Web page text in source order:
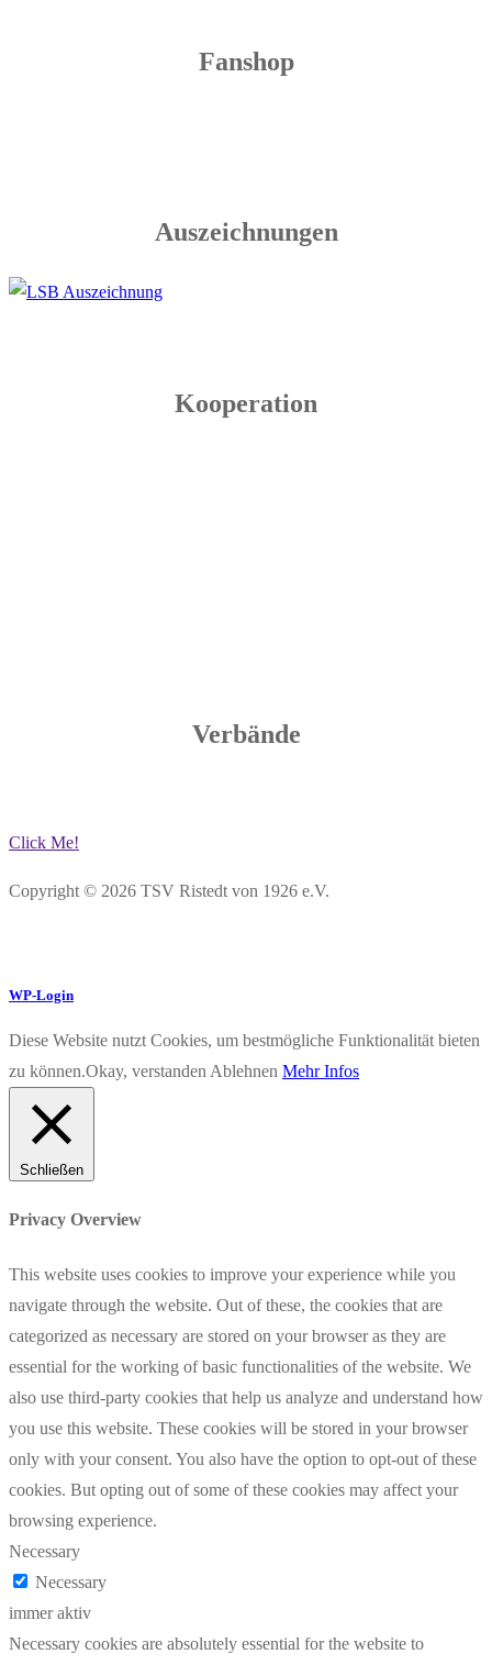
Fanshop
Auszeichnungen
Kooperation
Verbände
Click Me!
Copyright © 2026 TSV Ristedt von 1926 e.V.
WP-Login
Diese Website nutzt Cookies, um bestmögliche Funktionalität bieten
zu können.Okay, verstanden Ablehnen Mehr Infos
Schließen
Privacy Overview
This website uses cookies to improve your experience while you
navigate through the website. Out of these, the cookies that are
categorized as necessary are stored on your browser as they are
essential for the working of basic functionalities of the website. We
also use third-party cookies that help us analyze and understand how
you use this website. These cookies will be stored in your browser
only with your consent. You also have the option to opt-out of these
cookies. But opting out of some of these cookies may affect your
browsing experience.
Necessary
Necessary
immer aktiv
Necessary cookies are absolutely essential for the website to